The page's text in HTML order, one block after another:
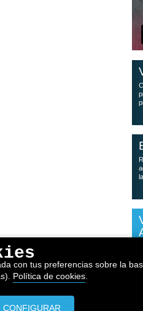
con tus preferencias sobre la
Política de cookies.
CONFIGURAR